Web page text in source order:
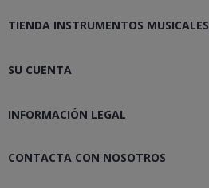
TIENDA INSTRUMENTOS MUSICALES
SU CUENTA
INFORMACIÓN LEGAL
CONTACTA CON NOSOTROS